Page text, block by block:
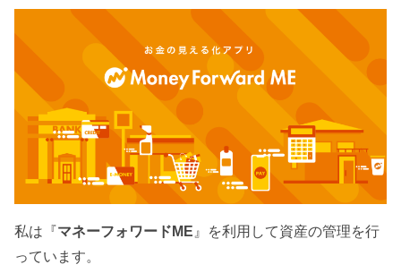
【ステップ3】 増やす力
【ステップ4】 守る力
【ステップ5】 使う力
【まとめ】 2021年2月の資産総額
2021年の家計簿まとめ
私は『マネーフォワードME 』を利用して資産の管理を行
っています。